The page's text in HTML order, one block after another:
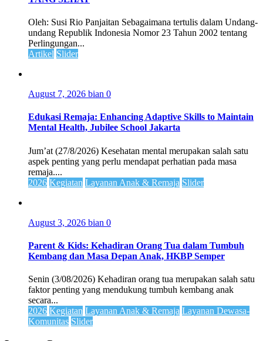
Oleh: Susi Rio Panjaitan Sebagaimana tertulis dalam Undang-
undang Republik Indonesia Nomor 23 Tahun 2002 tentang
Perlingungan...
Artikel Slider
August 7, 2026 bian 0
Edukasi Remaja: Enhancing Adaptive Skills to Maintain
Mental Health, Jubilee School Jakarta
Jum’at (27/8/2026) Kesehatan mental merupakan salah satu
aspek penting yang perlu mendapat perhatian pada masa
remaja....
2026 Kegiatan Layanan Anak & Remaja Slider
August 3, 2026 bian 0
Parent & Kids: Kehadiran Orang Tua dalam Tumbuh
Kembang dan Masa Depan Anak, HKBP Semper
Senin (3/08/2026) Kehadiran orang tua merupakan salah satu
faktor penting yang mendukung tumbuh kembang anak
secara...
2026 Kegiatan Layanan Anak & Remaja Layanan Dewasa-
Komunitas Slider